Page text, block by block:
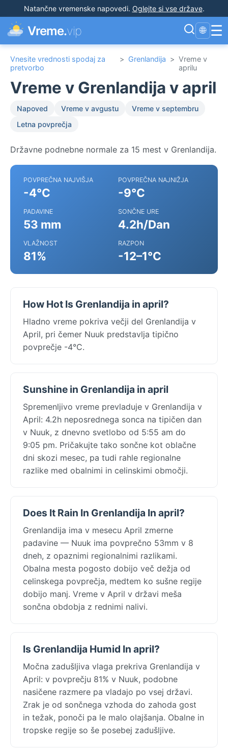
Natančne vremenske napovedi. Oglejte si vse države.
Vreme.vip 🌐 ☰
Vnesite vrednosti spodaj za
pretvorbo
> Grenlandija > Vreme v
aprilu
Vreme v Grenlandija v april
Napoved Vreme v avgustu
Vreme v septembru
Letna povprečja
Državne podnebne normale za 15 mest v Grenlandija.
POVPREČNA NAJVIŠJA
-4°C
POVPREČNA NAJNIŽJA
-9°C
PADAVINE
53 mm
SONČNE URE
4.2h/Dan
VLAŽNOST
81%
RAZPON
-12–1°C
How Hot Is Grenlandija in april?
Hladno vreme pokriva večji del Grenlandija v
April, pri čemer Nuuk predstavlja tipično
povprečje -4°C.
Sunshine in Grenlandija in april
Spremenljivo vreme prevladuje v Grenlandija v
April: 4.2h neposrednega sonca na tipičen dan
v Nuuk, z dnevno svetlobo od 5:55 am do
9:05 pm. Pričakujte tako sončne kot oblačne
dni skozi mesec, pa tudi rahle regionalne
razlike med obalnimi in celinskimi območji.
Does It Rain In Grenlandija In april?
Grenlandija ima v mesecu April zmerne
padavine — Nuuk ima povprečno 53mm v 8
dneh, z opaznimi regionalnimi razlikami.
Obalna mesta pogosto dobijo več dežja od
celinskega povprečja, medtem ko sušne regije
dobijo manj. Vreme v April v državi meša
sončna obdobja z rednimi nalivi.
Is Grenlandija Humid In april?
Močna zadušljiva vlaga prekriva Grenlandija v
April: v povprečju 81% v Nuuk, podobne
nasičene razmere pa vladajo po vsej državi.
Zrak je od sončnega vzhoda do zahoda gost
in težak, ponoči pa le malo olajšanja. Obalne in
tropske regije so še posebej zadušljive.